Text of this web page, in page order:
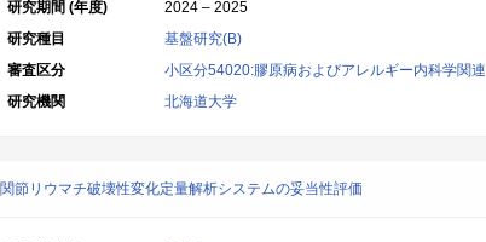
研究期間 (年度)
2024 – 2025
研究種目
基盤研究(B)
審査区分
小区分54020:膠原病およびアレルギー内科学関連
研究機関
北海道大学
関節リウマチ破壊性変化定量解析システムの妥当性評価